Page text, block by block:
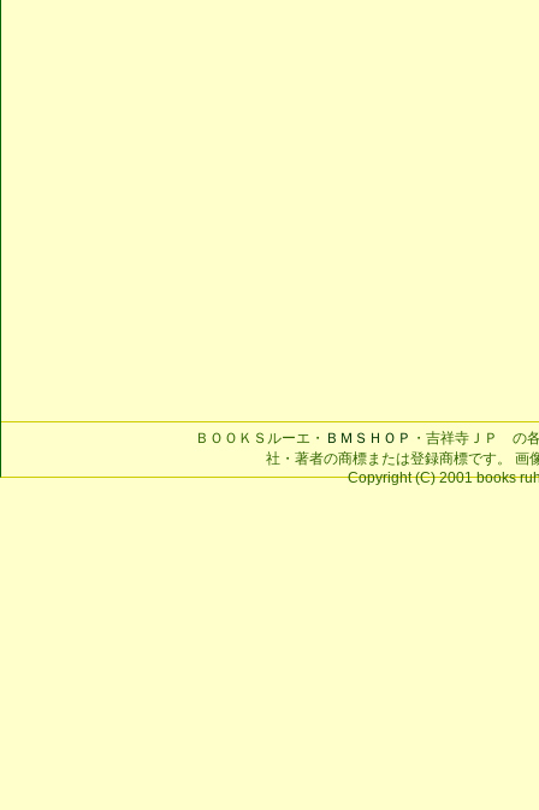
ＢＯＯＫＳルーエ・ ＢＭＳＨＯＰ ・吉祥寺ＪＰ の
社・著者の商標または登録商標です。 画
Copyright (C) 2001 books